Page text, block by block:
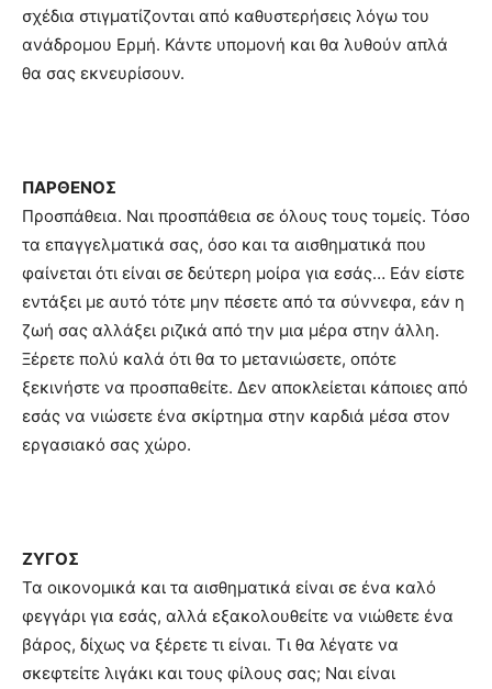
σχέδια στιγματίζονται από καθυστερήσεις λόγω του
ανάδρομου Ερμή. Κάντε υπομονή και θα λυθούν απλά
θα σας εκνευρίσουν.
ΠΑΡΘΕΝΟΣ
Προσπάθεια. Ναι προσπάθεια σε όλους τους τομείς. Τόσο
τα επαγγελματικά σας, όσο και τα αισθηματικά που
φαίνεται ότι είναι σε δεύτερη μοίρα για εσάς… Εάν είστε
εντάξει με αυτό τότε μην πέσετε από τα σύννεφα, εάν η
ζωή σας αλλάξει ριζικά από την μια μέρα στην άλλη.
Ξέρετε πολύ καλά ότι θα το μετανιώσετε, οπότε
ξεκινήστε να προσπαθείτε. Δεν αποκλείεται κάποιες από
εσάς να νιώσετε ένα σκίρτημα στην καρδιά μέσα στον
εργασιακό σας χώρο.
ΖΥΓΟΣ
Τα οικονομικά και τα αισθηματικά είναι σε ένα καλό
φεγγάρι για εσάς, αλλά εξακολουθείτε να νιώθετε ένα
βάρος, δίχως να ξέρετε τι είναι. Τι θα λέγατε να
σκεφτείτε λιγάκι και τους φίλους σας; Ναι είναι